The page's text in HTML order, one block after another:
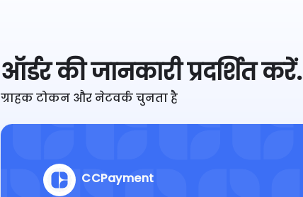
ऑर्डर की जानकारी प्रदर्शित करें.
ग्राहक टोकन और नेटवर्क चुनता है
CCPayment